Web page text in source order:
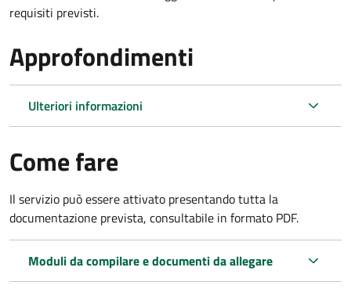
requisiti previsti.
Approfondimenti
Ulteriori informazioni
Come fare
Il servizio può essere attivato presentando tutta la
documentazione prevista, consultabile in formato PDF.
Moduli da compilare e documenti da allegare